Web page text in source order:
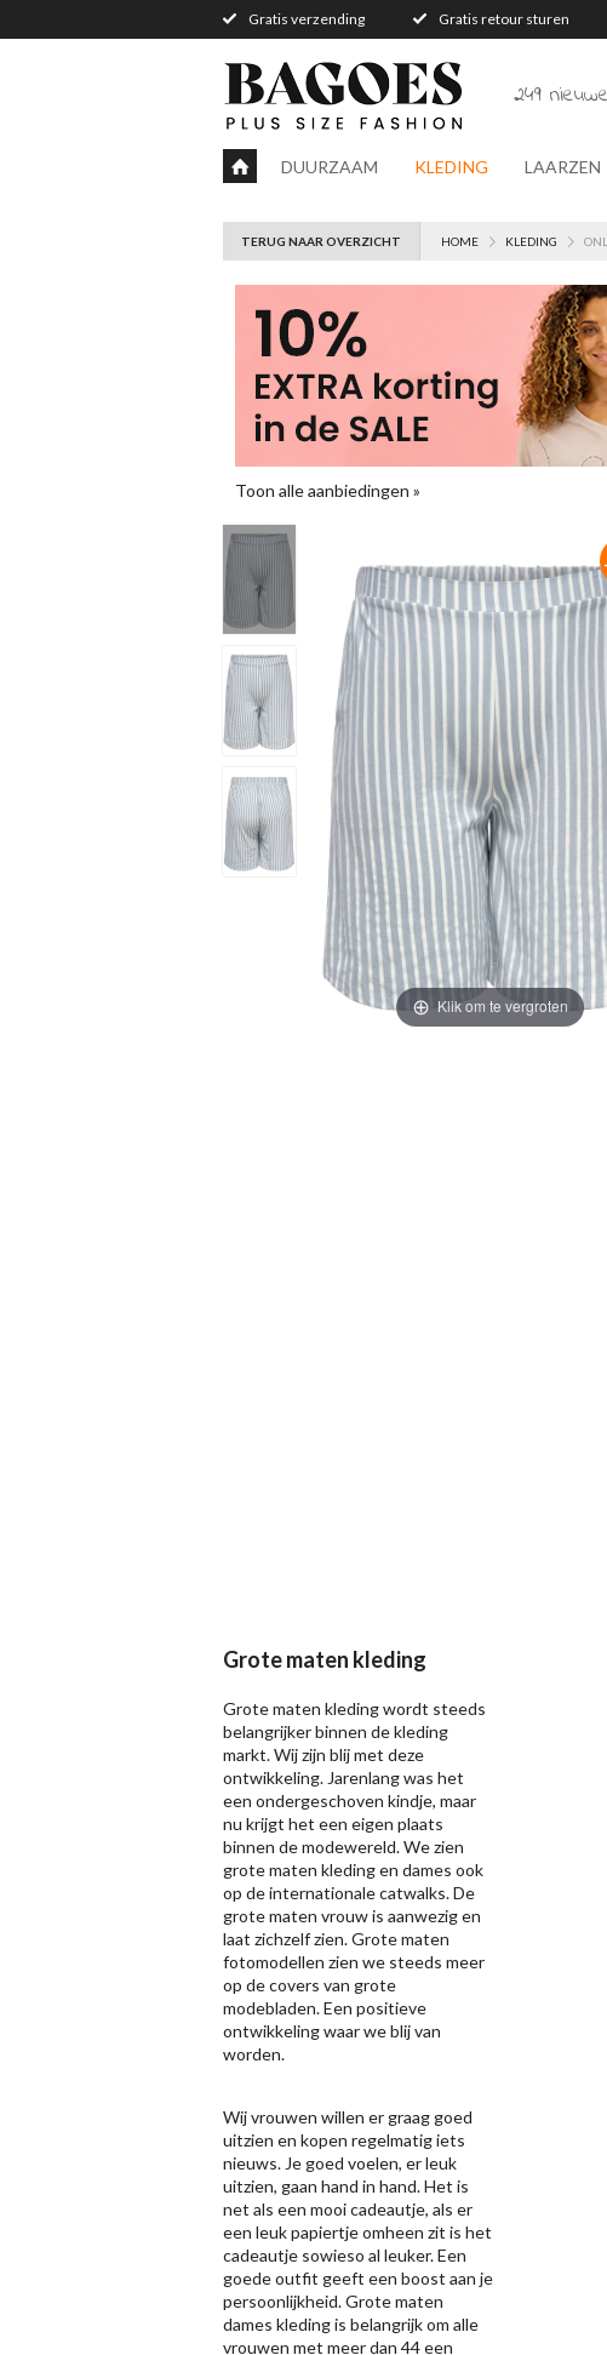
Gratis verzending Gratis retour sturen
249
DUURZAAM KLEDING LAARZEN
TERUG NAAR OVERZICHT HOME KLEDING
Toon alle aanbiedingen »
Klik om te vergroten
Grote maten kleding
Grote maten kleding wordt steeds
belangrijker binnen de kleding
markt. Wij zijn blij met deze
ontwikkeling. Jarenlang was het
een ondergeschoven kindje, maar
nu krijgt het een eigen plaats
binnen de modewereld. We zien
grote maten kleding en dames ook
op de internationale catwalks. De
grote maten vrouw is aanwezig en
laat zichzelf zien. Grote maten
fotomodellen zien we steeds meer
op de covers van grote
modebladen. Een positieve
ontwikkeling waar we blij van
worden.
Wij vrouwen willen er graag goed
uitzien en kopen regelmatig iets
nieuws. Je goed voelen, er leuk
uitzien, gaan hand in hand. Het is
net als een mooi cadeautje, als er
een leuk papiertje omheen zit is het
cadeautje sowieso al leuker. Een
goede outfit geeft een boost aan je
persoonlijkheid. Grote maten
dames kleding is belangrijk om alle
vrouwen met meer dan 44 een